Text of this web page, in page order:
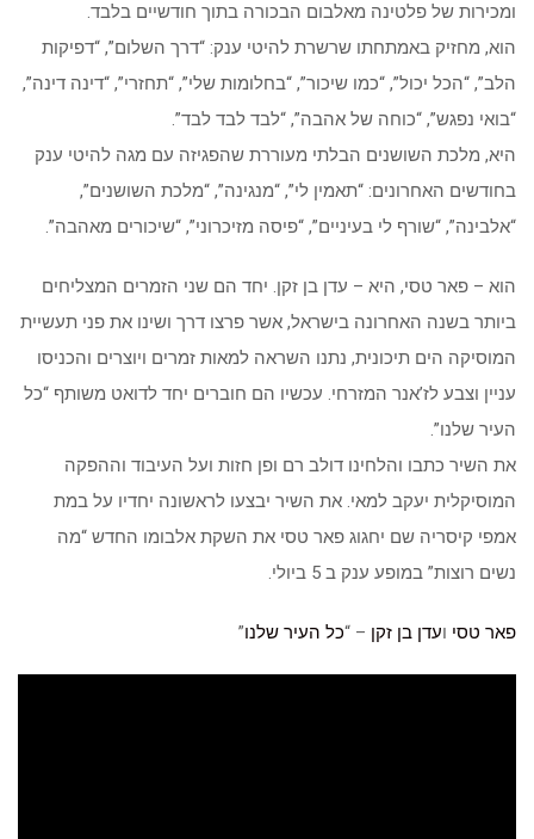
ומכירות של פלטינה מאלבום הבכורה בתוך חודשיים בלבד.
הוא, מחזיק באמתחתו שרשרת להיטי ענק: “דרך השלום”, “דפיקות
הלב”, “הכל יכול”, “כמו שיכור”, “בחלומות שלי”, “תחזרי”, “דינה דינה”,
“בואי נפגש”, “כוחה של אהבה”, “לבד לבד לבד”.
היא, מלכת השושנים הבלתי מעוררת שהפגיזה עם מגה להיטי ענק
בחודשים האחרונים: “תאמין לי”, “מנגינה”, “מלכת השושנים”,
“אלבינה”, “שורף לי בעיניים”, “פיסה מזיכרוני”, “שיכורים מאהבה”.
הוא – פאר טסי, היא – עדן בן זקן. יחד הם שני הזמרים המצליחים
ביותר בשנה האחרונה בישראל, אשר פרצו דרך ושינו את פני תעשיית
המוסיקה הים תיכונית, נתנו השראה למאות זמרים ויוצרים והכניסו
עניין וצבע לז’אנר המזרחי. עכשיו הם חוברים יחד לדואט משותף “כל
העיר שלנו”.
את השיר כתבו והלחינו דולב רם ופן חזות ועל העיבוד וההפקה
המוסיקלית יעקב למאי. את השיר יבצעו לראשונה יחדיו על במת
אמפי קיסריה שם יחגוג פאר טסי את השקת אלבומו החדש “מה
נשים רוצות” במופע ענק ב 5 ביולי.
פאר טסי ועדן בן זקן – “כל העיר שלנו”